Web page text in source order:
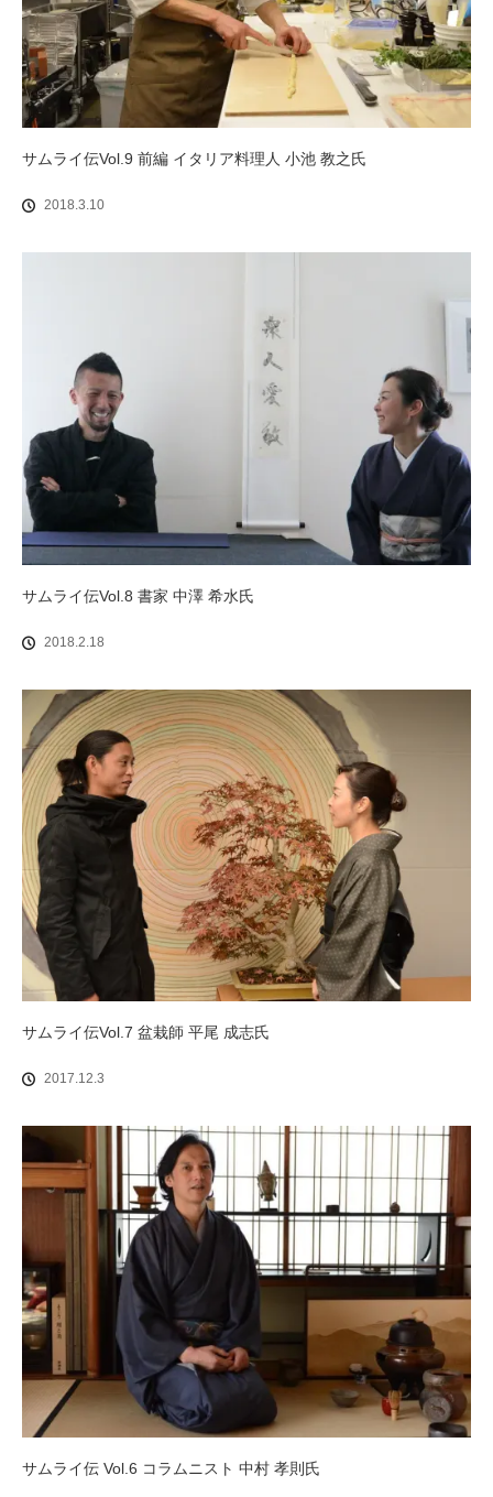
サムライ伝Vol.9 前編 イタリア料理人 小池 教之氏
2018.3.10
サムライ伝Vol.8 書家 中澤 希水氏
2018.2.18
サムライ伝Vol.7 盆栽師 平尾 成志氏
2017.12.3
サムライ伝 Vol.6 コラムニスト 中村 孝則氏